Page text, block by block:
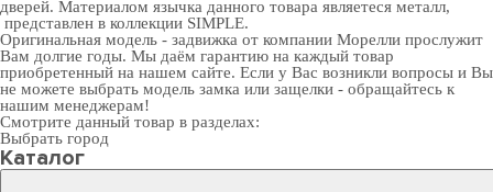
дверей. Материалом язычка данного товара являетеся металл,
представлен в коллекции SIMPLE.
Оригинальная модель - задвижка от компании Морелли прослужит
Вам долгие годы. Мы даём гарантию на каждый товар
приобретенный на нашем сайте. Если у Вас возникли вопросы и Вы
не можете выбрать модель замка или защелки - обращайтесь к
нашим менеджерам!
Смотрите данный товар в разделах:
Выбрать город
Каталог